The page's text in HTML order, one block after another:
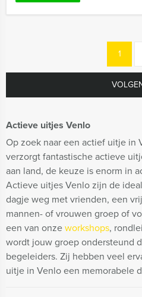
Actieve uitjes Venlo
Op zoek naar een actief uitje in
verzorgt fantastische actieve
aan land, de keuze is enorm in
Actieve uitjes Venlo zijn de
dagje weg met vrienden, een
mannen- of vrouwen groep of
een van onzeworkshops,
wordt jouw groep ondersteund
begeleiders. Zij hebben veel
uitje in Venlo een memorabele
1